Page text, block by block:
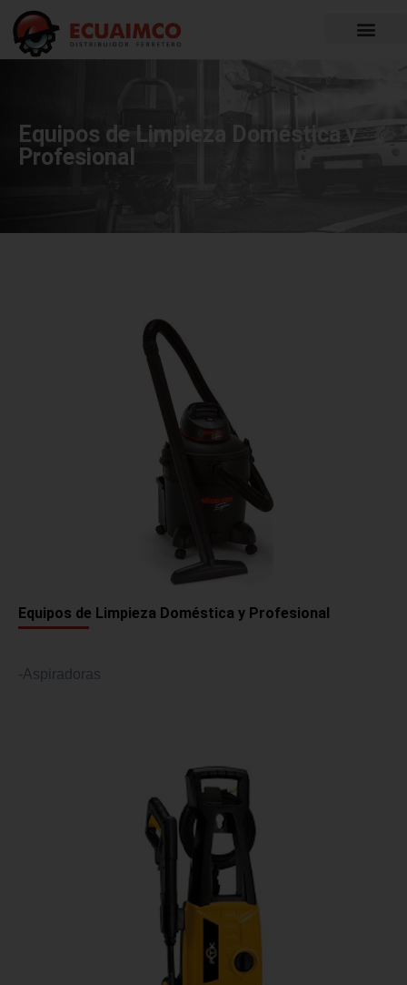
Equipos de Limpieza Doméstica y
Profesional
Equipos de Limpieza Doméstica y Profesional
-Aspiradoras